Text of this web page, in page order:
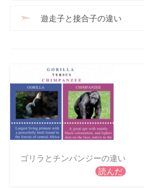
遊走子と接合子の違い
ゴリラとチンパンジーの違い
読んだ